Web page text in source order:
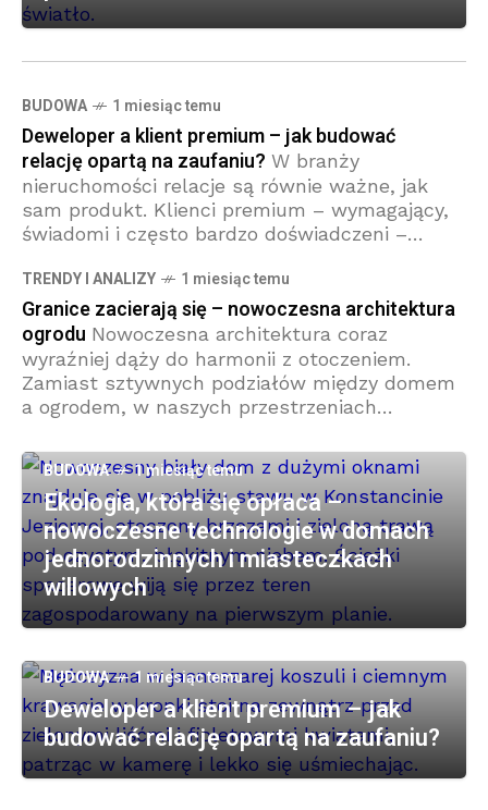
BUDOWA 1 miesiąc temu
Deweloper a klient premium – jak budować
relację opartą na zaufaniu? W branży
nieruchomości relacje są równie ważne, jak
sam produkt. Klienci premium – wymagający,
świadomi i często bardzo doświadczeni –
inwestycji, ale też partnerskiego
TRENDY I ANALIZY 1 miesiąc temu
Granice zacierają się – nowoczesna architektura
ogrodu Nowoczesna architektura coraz
wyraźniej dąży do harmonii z otoczeniem.
Zamiast sztywnych podziałów między domem
a ogrodem, w naszych przestrzeniach
funkcjonalne, jak i wizualne. Warto
BUDOWA 1 miesiąc temu
Ekologia, która się opłaca –
nowoczesne technologie w domach
jednorodzinnych i miasteczkach
willowych
BUDOWA 1 miesiąc temu
Deweloper a klient premium – jak
budować relację opartą na zaufaniu?